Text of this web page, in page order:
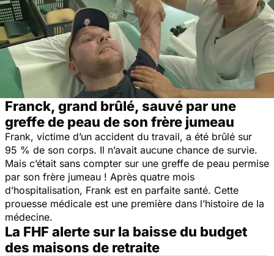
Franck, grand brûlé, sauvé par une
greffe de peau de son frère jumeau
Frank, victime d’un accident du travail, a été brûlé sur
95 % de son corps. Il n’avait aucune chance de survie.
Mais c’était sans compter sur une greffe de peau permise
par son frère jumeau ! Après quatre mois
d’hospitalisation, Frank est en parfaite santé. Cette
prouesse médicale est une première dans l’histoire de la
médecine.
La FHF alerte sur la baisse du budget
des maisons de retraite